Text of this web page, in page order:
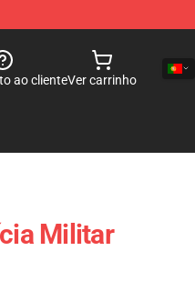
ao clienteVer carrinho
Militar